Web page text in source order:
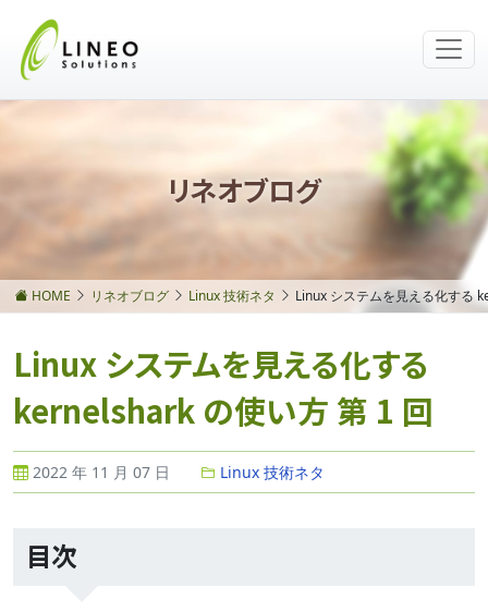
リネオブログ
HOME リネオブログ Linux 技術ネタ Linux システムを見える化する
Linux システムを見える化する
kernelshark の使い方 第 1 回
2022 年 11 月 07 日 Linux 技術ネタ
目次